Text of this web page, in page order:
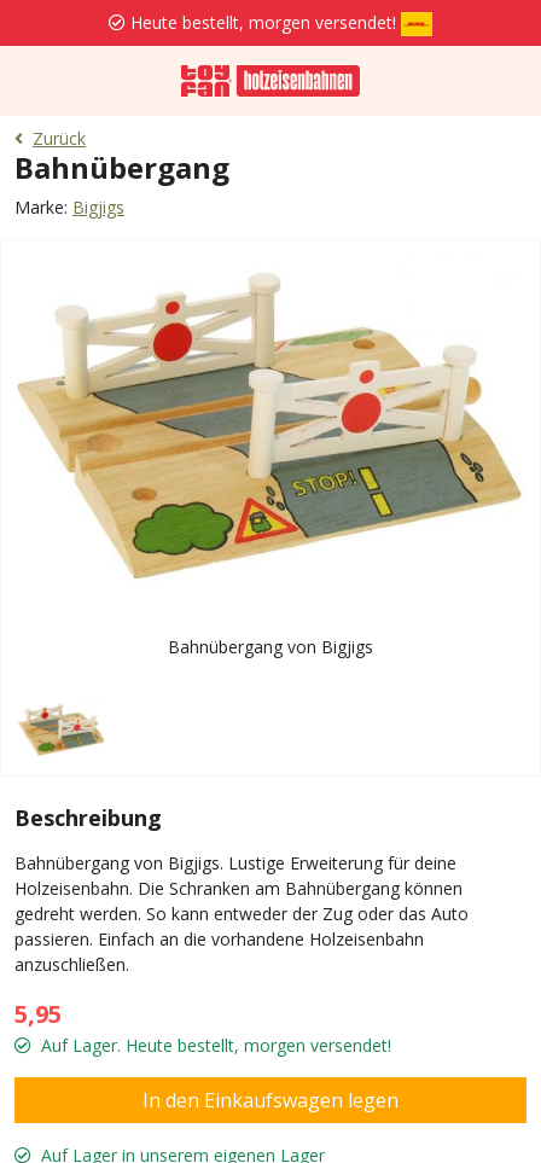
Heute bestellt, morgen versendet!
Zurück
Bahnübergang
Marke: Bigjigs
Bahnübergang von Bigjigs
Beschreibung
Bahnübergang von Bigjigs. Lustige Erweiterung für deine
Holzeisenbahn. Die Schranken am Bahnübergang können
gedreht werden. So kann entweder der Zug oder das Auto
passieren. Einfach an die vorhandene Holzeisenbahn
anzuschließen.
5,95
Auf Lager. Heute bestellt, morgen versendet!
Auf Lager in unserem eigenen Lager